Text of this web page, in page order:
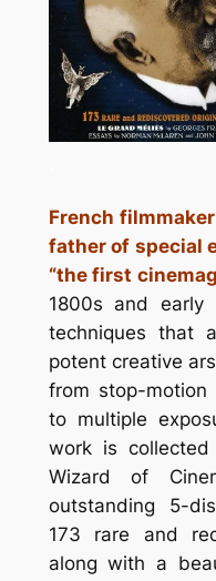
French
father of special
“the first
1800s and early
techniques that
potent creative
from stop-motion
to multiple
work is
Wizard of
outstanding 5-
173 rare and
along with a